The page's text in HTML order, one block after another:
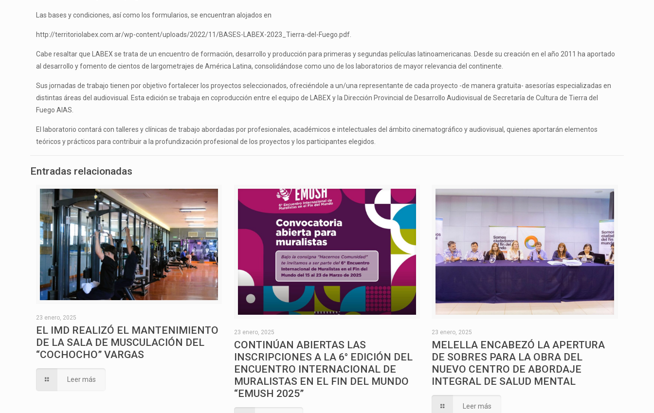
Las bases y condiciones, así como los formularios, se encuentran alojados en
http://territoriolabex.com.ar/wp-content/uploads/2022/11/BASES-LABEX-2023_Tierra-del-Fuego.pdf.
Cabe resaltar que LABEX se trata de un encuentro de formación, desarrollo y producción para primeras y segundas películas latinoamericanas. Desde su creación en el año 2011 ha aportado
al desarrollo y fomento de cientos de largometrajes de América Latina, consolidándose como uno de los laboratorios de mayor relevancia del continente.
Sus jornadas de trabajo tienen por objetivo fortalecer los proyectos seleccionados, ofreciéndole a un/una representante de cada proyecto -de manera gratuita- asesorías especializadas en
distintas áreas del audiovisual. Esta edición se trabaja en coproducción entre el equipo de LABEX y la Dirección Provincial de Desarrollo Audiovisual de Secretaría de Cultura de Tierra del
Fuego AIAS.
El laboratorio contará con talleres y clínicas de trabajo abordadas por profesionales, académicos e intelectuales del ámbito cinematográfico y audiovisual, quienes aportarán elementos
teóricos y prácticos para contribuir a la profundización profesional de los proyectos y los participantes elegidos.
Entradas relacionadas
23 enero, 2025
EL IMD REALIZÓ EL MANTENIMIENTO
DE LA SALA DE MUSCULACIÓN DEL
“COCHOCHO” VARGAS
Leer más
23 enero, 2025
CONTINÚAN ABIERTAS LAS
INSCRIPCIONES A LA 6° EDICIÓN DEL
ENCUENTRO INTERNACIONAL DE
MURALISTAS EN EL FIN DEL MUNDO
“EMUSH 2025”
23 enero, 2025
MELELLA ENCABEZÓ LA APERTURA
DE SOBRES PARA LA OBRA DEL
NUEVO CENTRO DE ABORDAJE
INTEGRAL DE SALUD MENTAL
Leer más